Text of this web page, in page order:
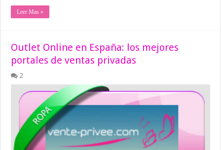
Leer Mas »
Outlet Online en España: los mejores
portales de ventas privadas
2